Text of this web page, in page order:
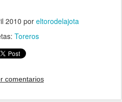
2010 por eltorodelajota
Toreros
comentarios